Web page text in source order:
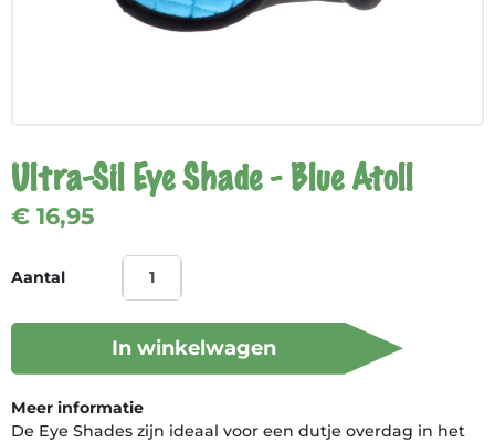
Ultra-Sil Eye Shade - Blue Atoll
€ 16,95
Aantal
In winkelwagen
Meer informatie
De Eye Shades zijn ideaal voor een dutje overdag in het